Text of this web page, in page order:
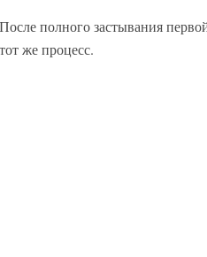
полного застывания
же процесс.